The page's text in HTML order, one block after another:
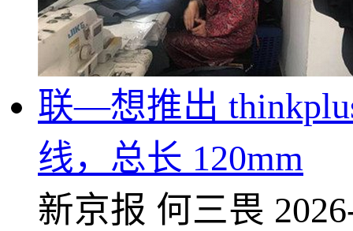
联—想推出
线，总长 120mm
新京报 何三畏